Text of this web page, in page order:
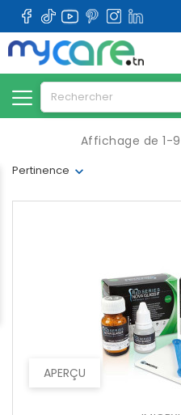
Pertinence
Affichage de 1-
APERÇU